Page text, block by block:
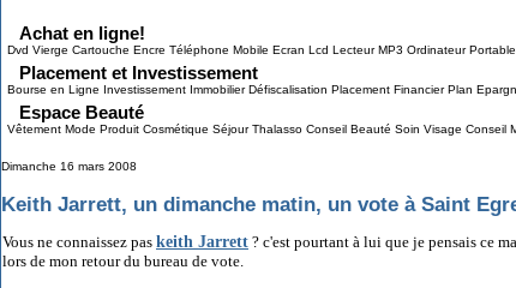
Achat en ligne!
Dvd Vierge Cartouche Encre Téléphone Mobile Ecran Lcd Lecteur MP3 Ordinateur
Placement et Investissement
Bourse en Ligne Investissement Immobilier Défiscalisation Placement Financier Plan
Espace Beauté
Vêtement Mode Produit Cosmétique Séjour Thalasso Conseil Beauté Soin Visage Conseil
Dimanche 16 mars 2008
Keith Jarrett, un dimanche matin, un vote à Saint
Vous ne connaissez pas keith Jarrett ? c'est pourtant à lui que je pensais ce
lors de mon retour du bureau de vote.